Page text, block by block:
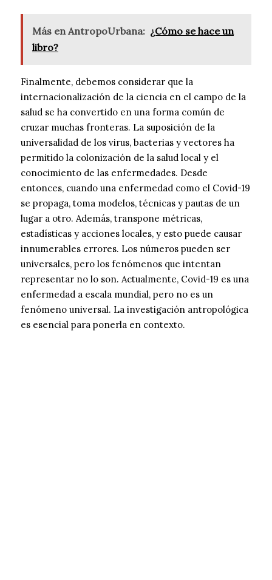
Más en AntropoUrbana: ¿Cómo se hace un
libro?
Finalmente, debemos considerar que la
internacionalización de la ciencia en el campo de la
salud se ha convertido en una forma común de
cruzar muchas fronteras. La suposición de la
universalidad de los virus, bacterias y vectores ha
permitido la colonización de la salud local y el
conocimiento de las enfermedades. Desde
entonces, cuando una enfermedad como el Covid-19
se propaga, toma modelos, técnicas y pautas de un
lugar a otro. Además, transpone métricas,
estadísticas y acciones locales, y esto puede causar
innumerables errores. Los números pueden ser
universales, pero los fenómenos que intentan
representar no lo son. Actualmente, Covid-19 es una
enfermedad a escala mundial, pero no es un
fenómeno universal. La investigación antropológica
es esencial para ponerla en contexto.